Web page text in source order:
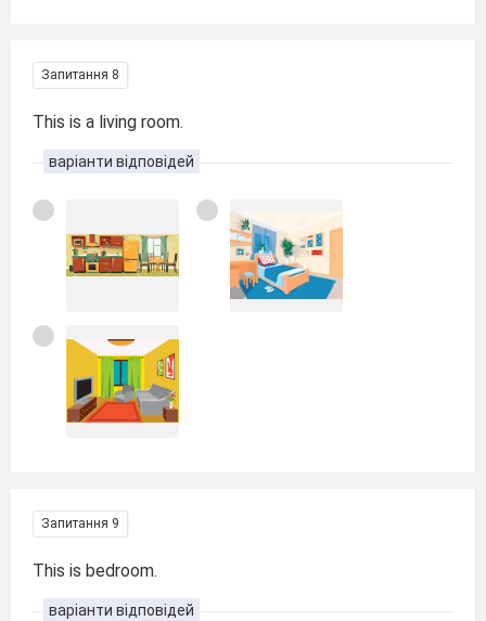
Запитання 8
This is a living room.
варіанти відповідей
Запитання 9
This is bedroom.
варіанти відповідей